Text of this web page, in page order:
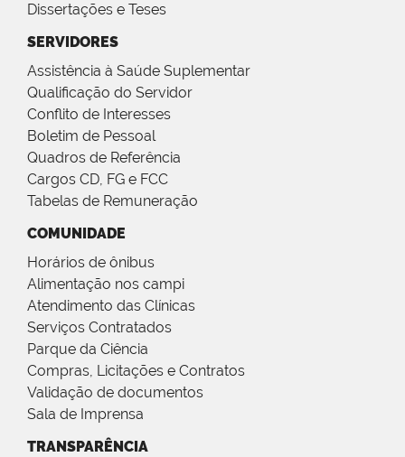
Dissertações e Teses
SERVIDORES
Assistência à Saúde Suplementar
Qualificação do Servidor
Conflito de Interesses
Boletim de Pessoal
Quadros de Referência
Cargos CD, FG e FCC
Tabelas de Remuneração
COMUNIDADE
Horários de ônibus
Alimentação nos campi
Atendimento das Clínicas
Serviços Contratados
Parque da Ciência
Compras, Licitações e Contratos
Validação de documentos
Sala de Imprensa
TRANSPARÊNCIA